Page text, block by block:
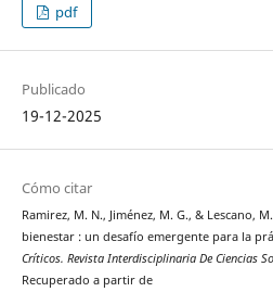
pdf
Publicado
19-12-2025
Cómo citar
Ramirez, M. N., Jiménez, M. G., & Lescano,
bienestar : un desafío emergente para la
Críticos. Revista Interdisciplinaria De Ciencias
Recuperado a partir de